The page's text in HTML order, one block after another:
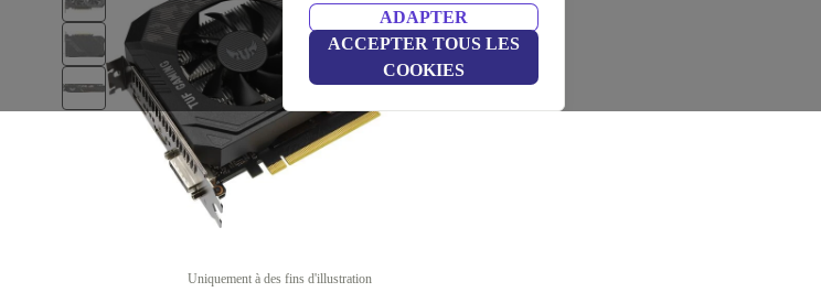
ADAPTER
ACCEPTER TOUS LES
COOKIES
Uniquement à des fins d'illustration